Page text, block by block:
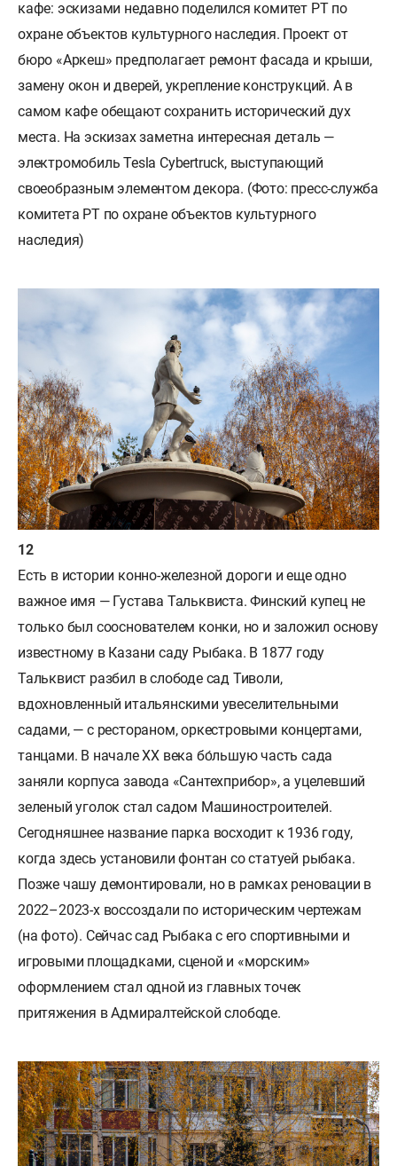
кафе: эскизами недавно поделился комитет РТ по
охране объектов культурного наследия. Проект от
бюро «Аркеш» предполагает ремонт фасада и крыши,
замену окон и дверей, укрепление конструкций. А в
самом кафе обещают сохранить исторический дух
места. На эскизах заметна интересная деталь —
электромобиль Tesla Cybertruck, выступающий
своеобразным элементом декора. (Фото: пресс-служба
комитета РТ по охране объектов культурного
наследия)
Есть в истории конно-железной дороги и еще одно
важное имя — Густава Тальквиста. Финский купец не
только был сооснователем конки, но и заложил основу
известному в Казани саду Рыбака. В 1877 году
Тальквист разбил в слободе сад Тиволи,
вдохновленный итальянскими увеселительными
садами, — с рестораном, оркестровыми концертами,
танцами. В начале XX века бо́льшую часть сада
заняли корпуса завода «Сантехприбор», а уцелевший
зеленый уголок стал садом Машиностроителей.
Сегодняшнее название парка восходит к 1936 году,
когда здесь установили фонтан со статуей рыбака.
Позже чашу демонтировали, но в рамках реновации в
2022–2023-х воссоздали по историческим чертежам
(на фото). Сейчас сад Рыбака с его спортивными и
игровыми площадками, сценой и «морским»
оформлением стал одной из главных точек
притяжения в Адмиралтейской слободе.